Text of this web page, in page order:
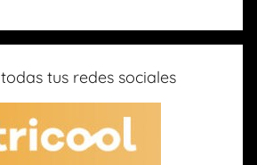
tus redes sociales